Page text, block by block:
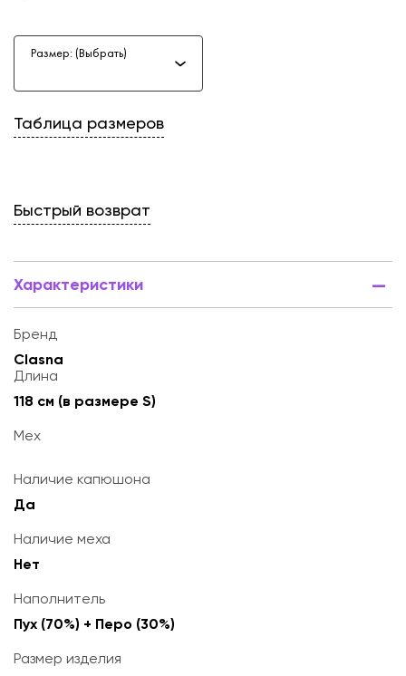
Размер: (Выбрать)
Таблица размеров
Быстрый возврат
Характеристики
Бренд
Clasna
Длина
118 см (в размере S)
Мех
Наличие капюшона
Да
Наличие меха
Нет
Наполнитель
Пух (70%) + Перо (30%)
Размер изделия